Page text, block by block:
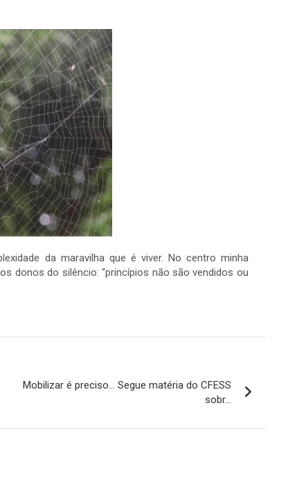
da maravilha que é viver. No centro minha
donos do silêncio: “princípios não são vendidos ou
Mobilizar é preciso… Segue matéria do CFESS
sobr…